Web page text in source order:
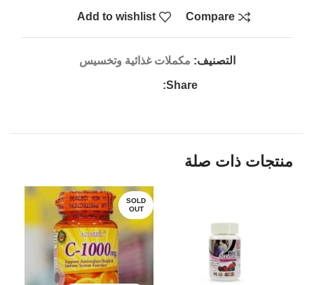
Compare
Add to wishlist
التصنيف: مكملات غذائية وتخسيس
Share:
منتجات ذات صلة
SOLD
OUT